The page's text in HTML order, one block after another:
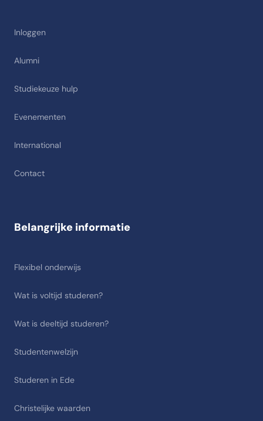
Inloggen
Alumni
Studiekeuze hulp
Evenementen
International
Contact
Belangrijke informatie
Flexibel onderwijs
Wat is voltijd studeren?
Wat is deeltijd studeren?
Studentenwelzijn
Studeren in Ede
Christelijke waarden